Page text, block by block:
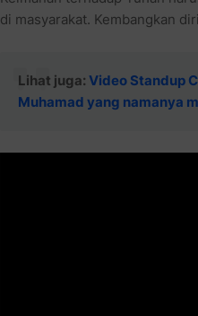
di masyarakat. Kembangkan
Lihat juga: Video Standup
Muhamad yang namanya